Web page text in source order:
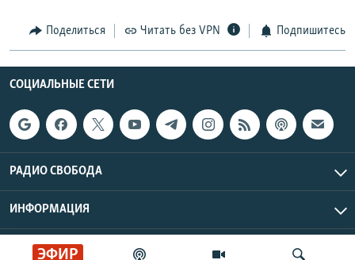
ЭФИР
Поделиться Читать без VPN Подпишитесь
СОЦИАЛЬНЫЕ СЕТИ
РАДИО СВОБОДА
ИНФОРМАЦИЯ
Радио Свобода © 2026 RFE/RL, Inc. | Все права защищены.